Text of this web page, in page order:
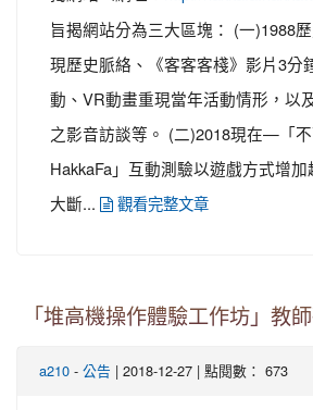
旨揭網站分為三大區塊： (一)1988
現歷史脈絡、《客客客棧》影片3分
動、VR動畫重現當年活動情形，以
之影音訪談等。 (二)2018現在—「
HakkaFa」互動測驗以遊戲方式增
大斷...
觀看完整文章
「堆高機操作體驗工作坊」教
a210 - 公告 | 2018-12-27 | 點閱數： 673